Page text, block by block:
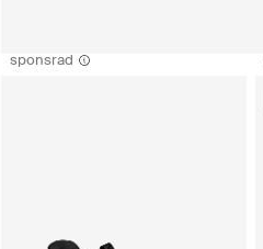
sponsrad